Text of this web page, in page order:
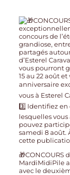
🎁CONCOURS
MardiMidiPile
avec le